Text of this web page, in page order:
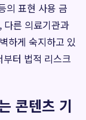
의 표현 사용 금
다른 의료기관과
하게 숙지하고 있
터 법적 리스크
콘텐츠 기